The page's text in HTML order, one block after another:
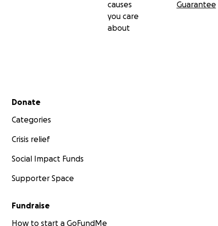
Wir danken euch von Herzen für eure Unterstützung.
Gott segne euch und eure Familien.
causes
you care
about
Guarantee
Secondary menu
Donate
Categories
Crisis relief
Social Impact Funds
Supporter Space
Fundraise
How to start a GoFundMe